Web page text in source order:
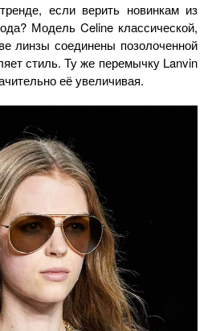
если верить новинкам из
Модель Celine классической,
линзы соединены позолоченной
стиль. Ту же перемычку Lanvin
её увеличивая.